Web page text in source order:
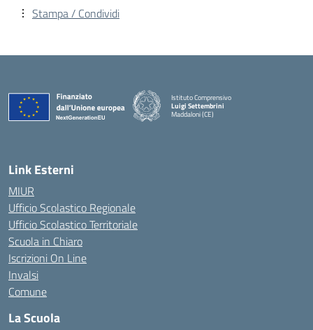
Stampa / Condividi
Istituto Comprensivo
Luigi Settembrini
Maddaloni (CE)
Link Esterni
MIUR
Ufficio Scolastico Regionale
Ufficio Scolastico Territoriale
Scuola in Chiaro
Iscrizioni On Line
Invalsi
Comune
La Scuola